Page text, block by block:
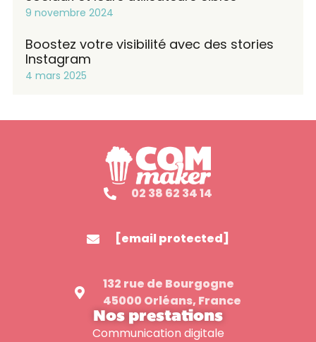
9 novembre 2024
Boostez votre visibilité avec des stories
Instagram
4 mars 2025
02 38 62 34 14
[email protected]
132 rue de Bourgogne
45000 Orléans, France
Nos prestations
Communication digitale